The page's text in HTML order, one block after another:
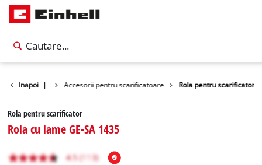
Inapoi |
gradina Accesorii pentru scarificatoare Rola pentru scarificator
Rola pentru scarificator
Rola cu lame GE-SA 1435